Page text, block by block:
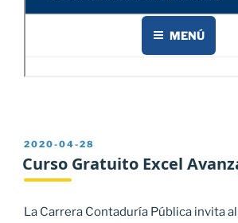
PUBLICADO
EL
2020-04-28
Curso Gratuito Excel
La Carrera Contaduría Pública invita